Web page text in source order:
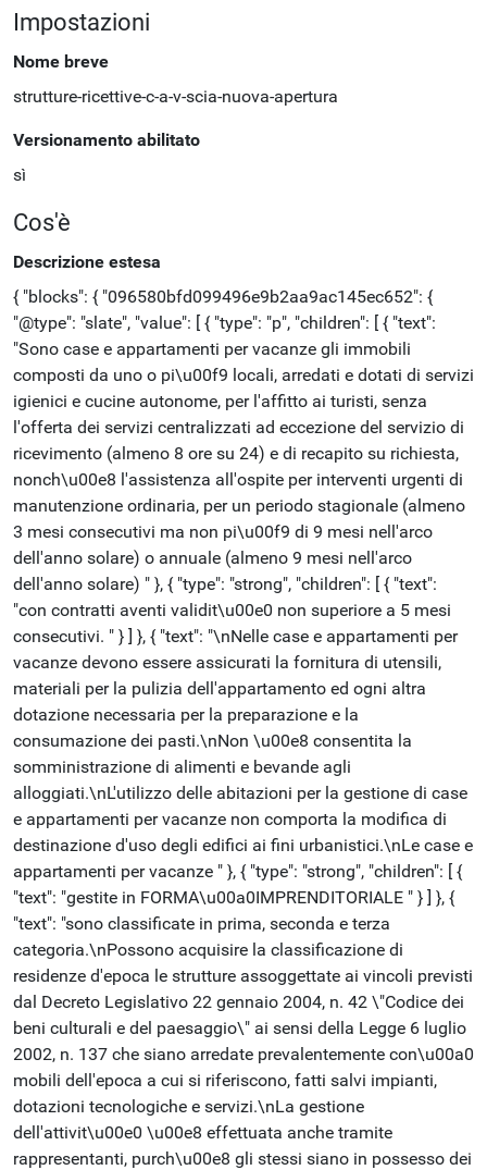
Impostazioni
Nome breve
strutture-ricettive-c-a-v-scia-nuova-apertura
Versionamento abilitato
sì
Cos'è
Descrizione estesa
{ "blocks": { "096580bfd099496e9b2aa9ac145ec652": {
"@type": "slate", "value": [ { "type": "p", "children": [ { "text":
"Sono case e appartamenti per vacanze gli immobili
composti da uno o pi\u00f9 locali, arredati e dotati di servizi
igienici e cucine autonome, per l'affitto ai turisti, senza
l'offerta dei servizi centralizzati ad eccezione del servizio di
ricevimento (almeno 8 ore su 24) e di recapito su richiesta,
nonch\u00e8 l'assistenza all'ospite per interventi urgenti di
manutenzione ordinaria, per un periodo stagionale (almeno
3 mesi consecutivi ma non pi\u00f9 di 9 mesi nell'arco
dell'anno solare) o annuale (almeno 9 mesi nell'arco
dell'anno solare) " }, { "type": "strong", "children": [ { "text":
"con contratti aventi validit\u00e0 non superiore a 5 mesi
consecutivi. " } ] }, { "text": "\nNelle case e appartamenti per
vacanze devono essere assicurati la fornitura di utensili,
materiali per la pulizia dell'appartamento ed ogni altra
dotazione necessaria per la preparazione e la
consumazione dei pasti.\nNon \u00e8 consentita la
somministrazione di alimenti e bevande agli
alloggiati.\nL'utilizzo delle abitazioni per la gestione di case
e appartamenti per vacanze non comporta la modifica di
destinazione d'uso degli edifici ai fini urbanistici.\nLe case e
appartamenti per vacanze " }, { "type": "strong", "children": [ {
"text": "gestite in FORMA\u00a0IMPRENDITORIALE " } ] }, {
"text": "sono classificate in prima, seconda e terza
categoria.\nPossono acquisire la classificazione di
residenze d'epoca le strutture assoggettate ai vincoli previsti
dal Decreto Legislativo 22 gennaio 2004, n. 42 \"Codice dei
beni culturali e del paesaggio\" ai sensi della Legge 6 luglio
2002, n. 137 che siano arredate prevalentemente con\u00a0
mobili dell'epoca a cui si riferiscono, fatti salvi impianti,
dotazioni tecnologiche e servizi.\nLa gestione
dell'attivit\u00e0 \u00e8 effettuata anche tramite
rappresentanti, purch\u00e8 gli stessi siano in possesso dei